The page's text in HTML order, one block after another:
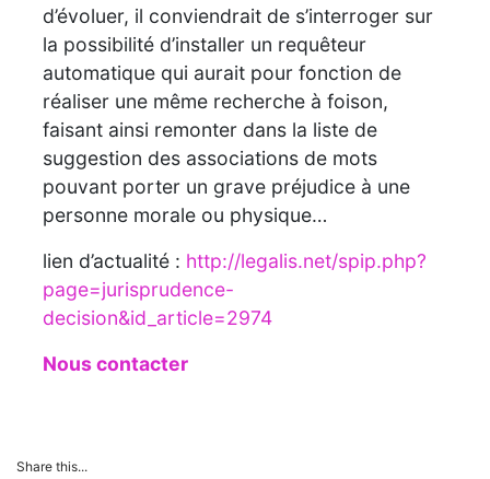
d’évoluer, il conviendrait de s’interroger sur
la possibilité d’installer un requêteur
automatique qui aurait pour fonction de
réaliser une même recherche à foison,
faisant ainsi remonter dans la liste de
suggestion des associations de mots
pouvant porter un grave préjudice à une
personne morale ou physique…
lien d’actualité : http://legalis.net/spip.php?
page=jurisprudence-
decision&id_article=2974
Nous contacter
Share this...